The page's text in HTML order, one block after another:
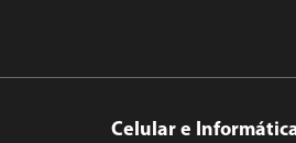
Celular e